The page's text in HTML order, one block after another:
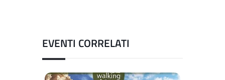
EVENTI CORRELATI